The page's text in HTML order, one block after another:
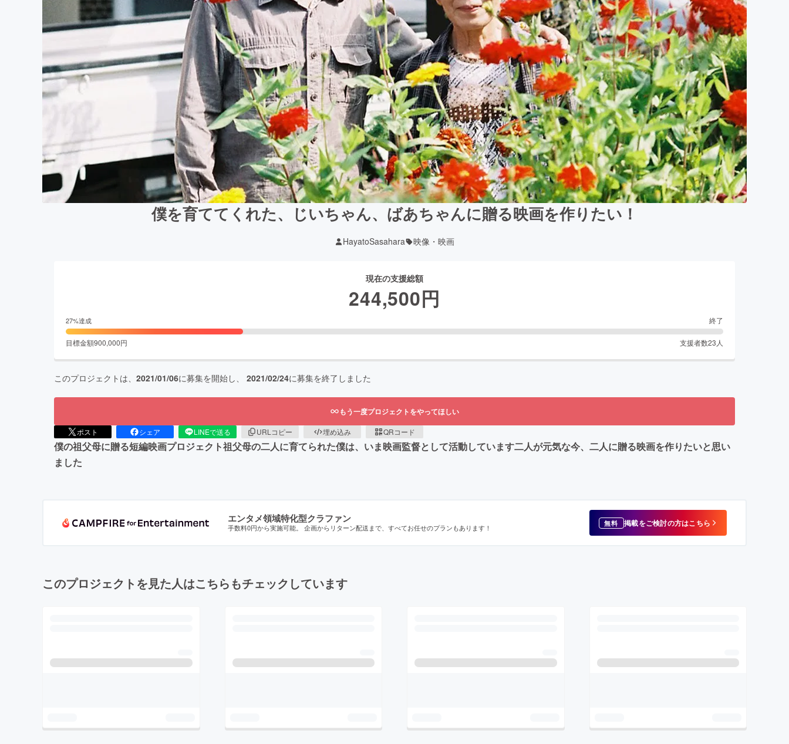
僕を育ててくれた、じいちゃん、ばあちゃんに贈る映画を作りたい！
HayatoSasahara 映像・映画
現在の支援総額
244,500円
27%達成 終了
目標金額900,000円 支援者数23 人
このプロジェクトは、 2021/01/06に募集を開始し、 2021/02/24に募集を終了しました
もう一度プロジェクトをやってほしい
ポスト シェア LINEで送る URLコピー 埋め込み QRコード
僕の祖父母に贈る短編映画プロジェクト祖父母の二人に育てられた僕は、いま映画監督として活動しています二人が元気な今、二人に贈る映画を作りたいと思い
ました
エンタメ領域特化型クラファン
手数料0円から実施可能。 企画からリターン配送まで、すべてお任せのプランもあります！ 無料 掲載をご検討の方はこちら
このプロジェクトを見た人はこちらもチェックしています